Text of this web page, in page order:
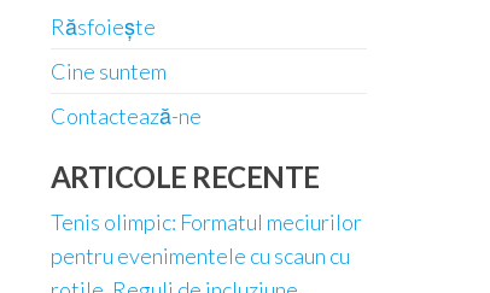
Răsfoiește
Cine suntem
Contactează-ne
ARTICOLE RECENTE
Tenis olimpic: Formatul meciurilor
pentru evenimentele cu scaun cu